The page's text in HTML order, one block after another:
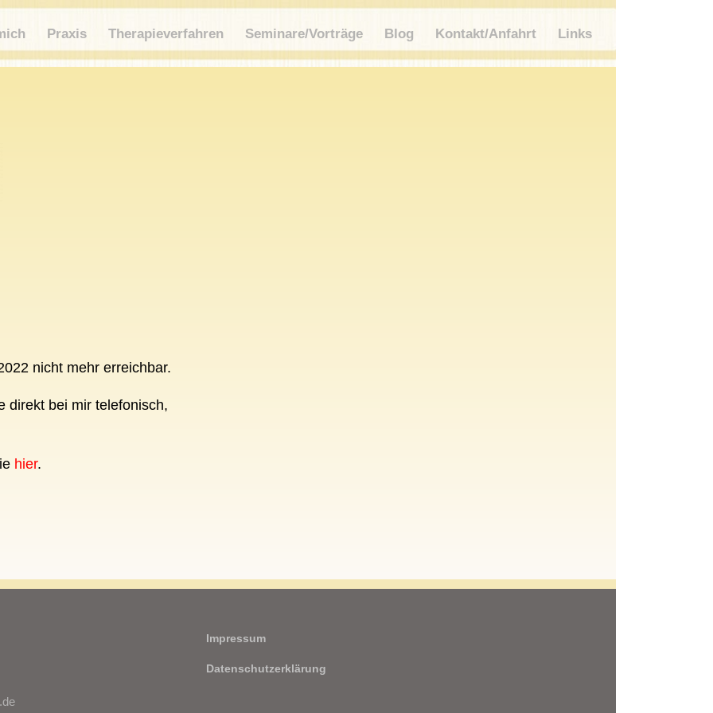
Praxis Therapieverfahren Seminare/Vorträge Blog Kontakt/Anfahrt Links
nicht mehr erreichbar.
direkt bei mir telefonisch,
hier.
Impressum
Datenschutzerklärung